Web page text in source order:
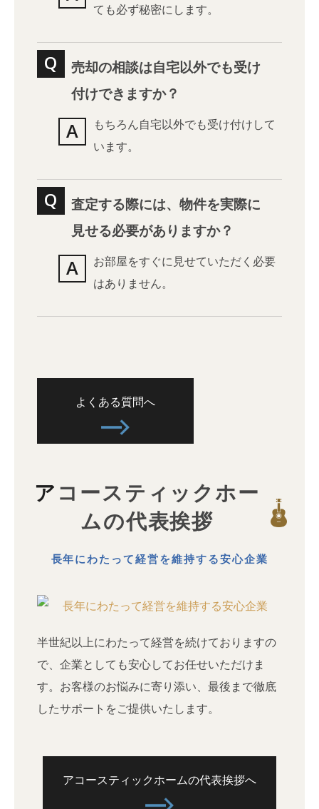
ても必ず秘密にします。
売却の相談は自宅以外でも受け
付けできますか？
もちろん自宅以外でも受け付けして
います。
査定する際には、物件を実際に
見せる必要がありますか？
お部屋をすぐに見せていただく必要
はありません。
よくある質問へ
長年にわたって経営を維持する安心企業
アコースティックホー
ムの代表挨拶
半世紀以上にわたって経営を続けておりますの
で、企業としても安心してお任せいただけま
す。お客様のお悩みに寄り添い、最後まで徹底
したサポートをご提供いたします。
アコースティックホームの代表挨拶へ